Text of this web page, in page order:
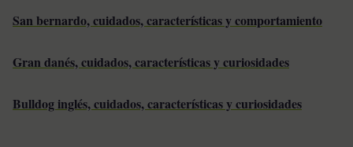
San bernardo, cuidados, características y comportamiento
Gran danés, cuidados, características y curiosidades
Bulldog inglés, cuidados, características y curiosidades